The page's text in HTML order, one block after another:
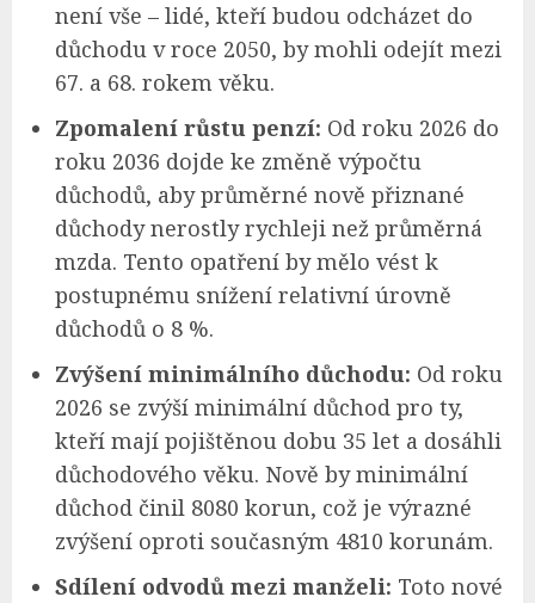
není vše – lidé, kteří budou odcházet do
důchodu v roce 2050, by mohli odejít mezi
67. a 68. rokem věku.
Zpomalení růstu penzí: Od roku 2026 do
roku 2036 dojde ke změně výpočtu
důchodů, aby průměrné nově přiznané
důchody nerostly rychleji než průměrná
mzda. Tento opatření by mělo vést k
postupnému snížení relativní úrovně
důchodů o 8 %.
Zvýšení minimálního důchodu: Od roku
2026 se zvýší minimální důchod pro ty,
kteří mají pojištěnou dobu 35 let a dosáhli
důchodového věku. Nově by minimální
důchod činil 8080 korun, což je výrazné
zvýšení oproti současným 4810 korunám.
Sdílení odvodů mezi manželi: Toto nové